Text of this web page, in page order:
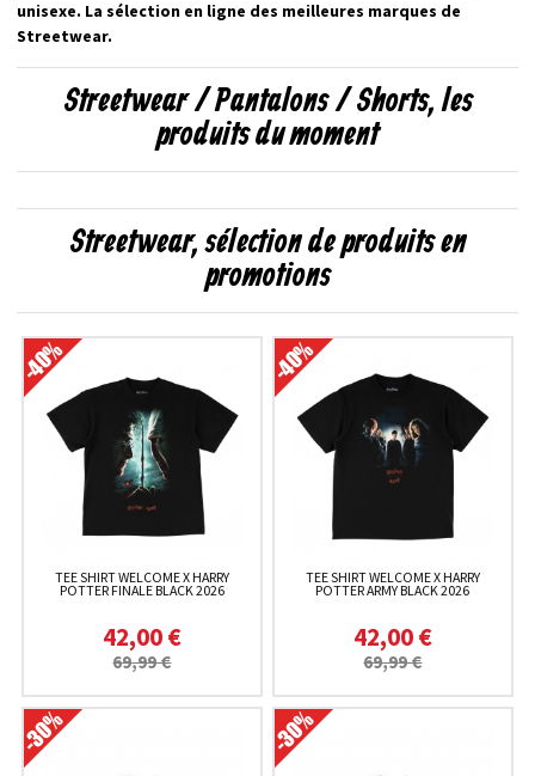
unisexe. La sélection en ligne des meilleures marques de
Streetwear.
Streetwear / Pantalons / Shorts, les
produits du moment
Streetwear, sélection de produits en
promotions
TEE SHIRT WELCOME X HARRY
POTTER FINALE BLACK 2026
42,00 €
69,99 €
TEE SHIRT WELCOME X HARRY
POTTER ARMY BLACK 2026
42,00 €
69,99 €